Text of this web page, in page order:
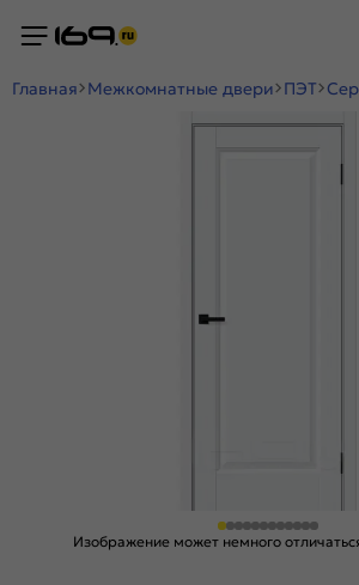
Главная Межкомнатные двери ПЭТ
Изображение может немного